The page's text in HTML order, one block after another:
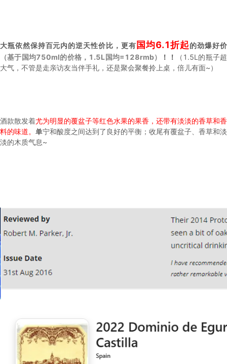
大瓶依然保持百元内的逆天性价比，更有 国均6.1折起的劲爆好价
（基于国均750ml的价格，1.5L国均=128rmb）
！！
（1.5L的瓶子超
大气，不管是走亲访友当伴手礼，还是聚会聚餐拎上桌，倍儿有面~）
酒款散发着尤为明显的覆盆子等红色水果的果香，还带有淡淡的香草和香
料的味道。 单宁和酸度之间达到了良好的平衡；收尾有覆盆子、香草和淡
淡的木质气息~